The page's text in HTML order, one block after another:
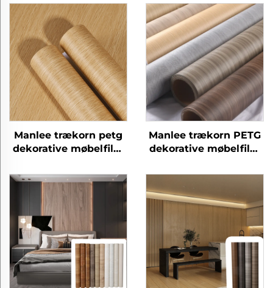
Manlee trækorn petg
dekorative møbelfilm
Manlee trækorn PETG
dekorative møbelfilm
hotel